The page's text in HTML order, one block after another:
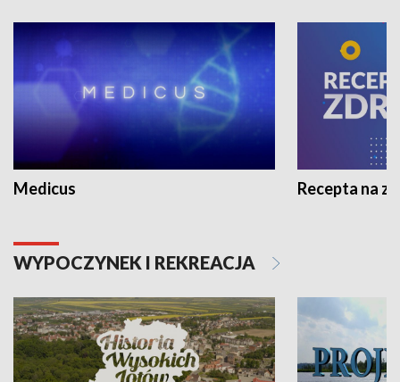
Medicus Recepta na
WYPOCZYNEK I REKREACJA